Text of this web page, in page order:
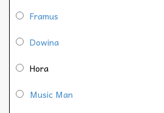
Framus
Dowina
Hora
Music Man